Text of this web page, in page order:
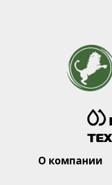
О компании